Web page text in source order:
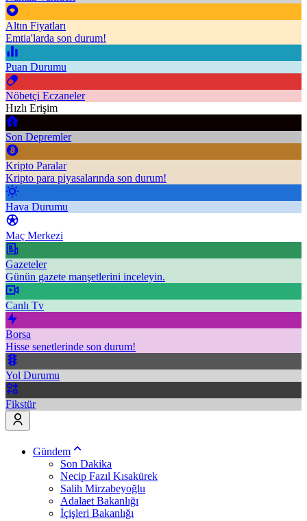
Altın Fiyatları
Emtia'larda son durum!
Puan Durumu
Nöbetçi Eczaneler
Hızlı Erişim
Son Depremler
Kripto Paralar
Kripto para piyasalarında son durum!
Hava Durumu
Maç Merkezi
Gazeteler
Günün gazete manşetlerini inceleyin.
Canlı Tv
Borsa
Hisse senetlerinde son durum!
Yol Durumu
Fikstür
Gündem
Son Dakika
Necip Fazıl Kısakürek
Salih Mirzabeyoğlu
Adalaet Bakanlığı
İçişleri Bakanlığı